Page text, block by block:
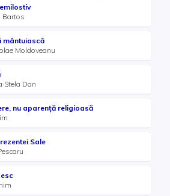
Bartos
mântuiască
Moldoveanu
Stela Dan
nu aparență religioasă
Sale